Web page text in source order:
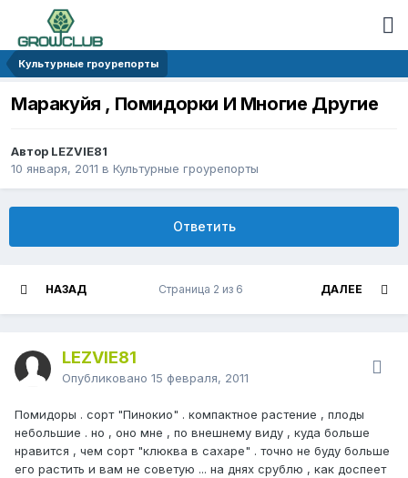
Культурные гроурепорты
Маракуйя , Помидорки И Многие Другие
Автор LEZVIE81
10 января, 2011 в Культурные гроурепорты
Ответить
НАЗАД ДАЛЕЕ
Страница 2 из 6
LEZVIE81
Опубликовано 15 февраля, 2011
Помидоры . сорт "Пинокио" . компактное растение , плоды
небольшие . но , оно мне , по внешнему виду , куда больше
нравится , чем сорт "клюква в сахаре" . точно не буду больше
его растить и вам не советую ... на днях срублю , как доспеет